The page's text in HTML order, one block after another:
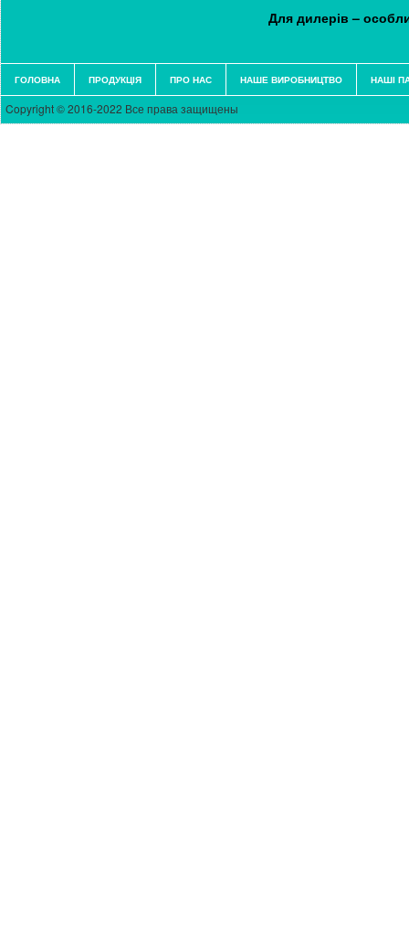
Для дилерів –
ГОЛОВНА ПРОДУКЦІЯ ПРО НАС НАШЕ ВИРОБНИЦТВО НАШІ
Copyright © 2016-2022 Все права защищены